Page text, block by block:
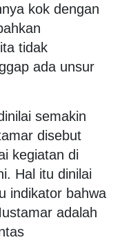
kok dengan
tidak
ada unsur
semakin
disebut
kegiatan di
Hal itu dinilai
indikator bahwa
adalah